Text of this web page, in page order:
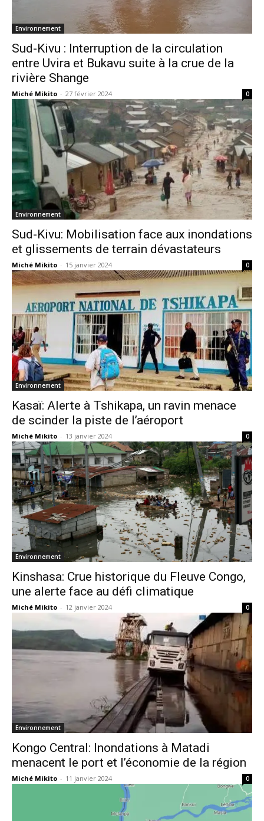
Environnement
Sud-Kivu : Interruption de la circulation
entre Uvira et Bukavu suite à la crue de la
rivière Shange
Miché Mikito - 27 février 2024 0
Environnement
Sud-Kivu: Mobilisation face aux inondations
et glissements de terrain dévastateurs
Miché Mikito - 15 janvier 2024 0
Environnement
Kasaï: Alerte à Tshikapa, un ravin menace
de scinder la piste de l’aéroport
Miché Mikito - 13 janvier 2024 0
Environnement
Kinshasa: Crue historique du Fleuve Congo,
une alerte face au défi climatique
Miché Mikito - 12 janvier 2024 0
Environnement
Kongo Central: Inondations à Matadi
menacent le port et l’économie de la région
Miché Mikito - 11 janvier 2024 0